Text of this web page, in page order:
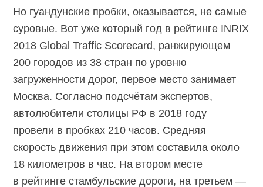
Но гуандунские пробки, оказывается, не самые
суровые. Вот уже который год в рейтинге INRIX
2018 Global Traffic Scorecard, ранжирующем
200 городов из 38 стран по уровню
загруженности дорог, первое место занимает
Москва. Согласно подсчётам экспертов,
автолюбители столицы РФ в 2018 году
провели в пробках 210 часов. Средняя
скорость движения при этом составила около
18 километров в час. На втором месте
в рейтинге стамбульские дороги, на третьем —